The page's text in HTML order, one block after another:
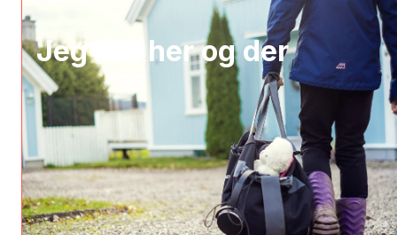
Jeg bor her og der